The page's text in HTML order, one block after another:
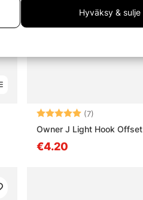
Arvio: (7)
Owner J Light Hook Offset
€4.20
Hyväksy & sulje